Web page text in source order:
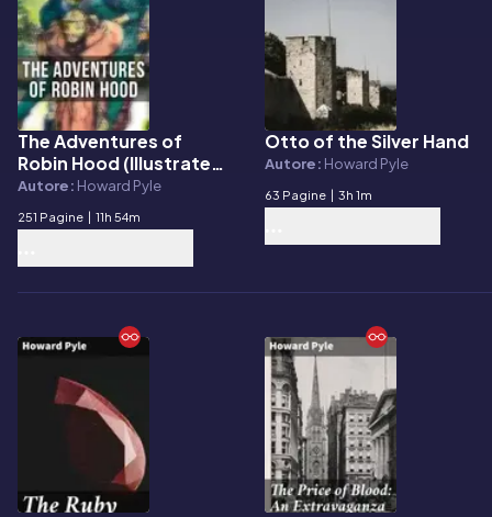
E-book
The Adventures of
Robin Hood (Illustrated
Edition)
Autore: Howard Pyle
251 Pagine | 11h 54m
E-book
Otto of the Silver Hand
Autore: Howard Pyle
63 Pagine | 3h 1m